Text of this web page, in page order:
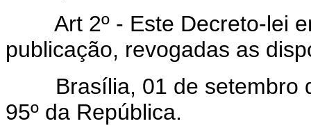
Art 2º - Este Decreto-lei
publicação, revogadas as
Brasília, 01 de setembro
95º da República.